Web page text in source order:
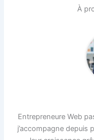
À
Entrepreneure Web
j’accompagne depuis